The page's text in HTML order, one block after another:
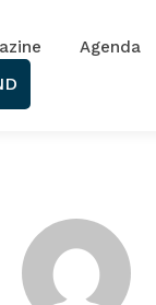
Agenda